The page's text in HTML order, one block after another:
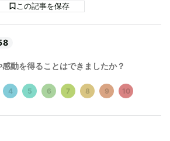
この記事を保存
動を得ることはできましたか？
4 5 6 7 8 9 10